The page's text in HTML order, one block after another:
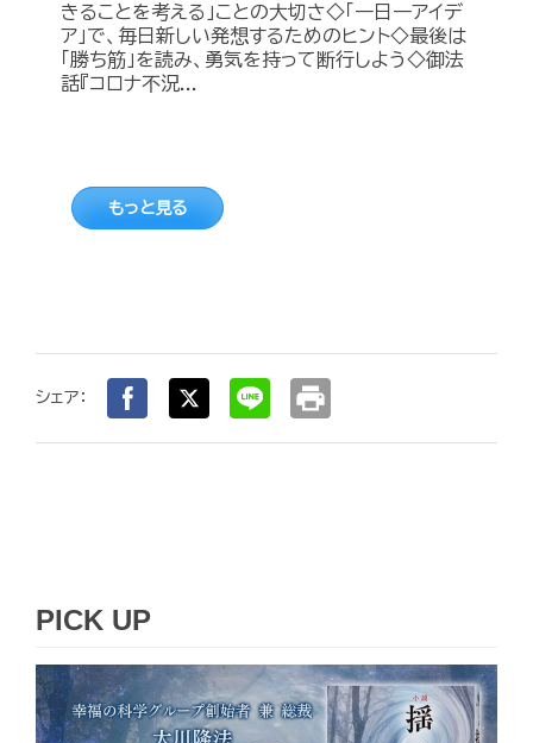
きることを考える」ことの大切さ◇「一日一アイデ
ア」で、毎日新しい発想するためのヒント◇最後は
「勝ち筋」を読み、勇気を持って断行しよう◇御法
話『コロナ不況...
もっと見る
シェア： print
PICK UP